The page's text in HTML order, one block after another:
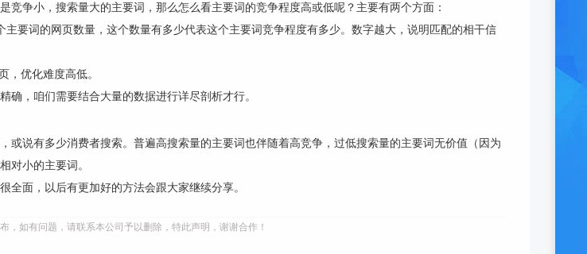
争小，搜索量大的主要词，那么怎么看主要词的竞争程度高或低呢？主要有两个方面：
要词的网页数量，这个数量有多少代表这个主要词竞争程度有多少。数字越大，说明匹配的相干信
，优化难度高低。
，咱们需要结合大量的数据进行详尽剖析才行。
说有多少消费者搜索。普遍高搜索量的主要词也伴随着高竞争，过低搜索量的主要词无价值（因为
对小的主要词。
全面，以后有更加好的方法会跟大家继续分享。
如有问题，请联系本公司予以删除，特此声明，谢谢合作！